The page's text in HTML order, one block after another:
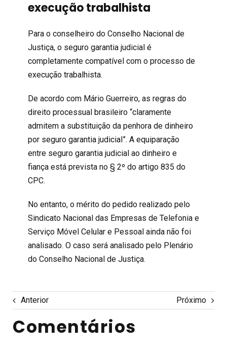
execução trabalhista
Para o conselheiro do Conselho Nacional de
Justiça, o seguro garantia judicial é
completamente compatível com o processo de
execução trabalhista.
De acordo com Mário Guerreiro, as regras do
direito processual brasileiro “claramente
admitem a substituição da penhora de dinheiro
por seguro garantia judicial”. A equiparação
entre seguro garantia judicial ao dinheiro e
fiança está prevista no § 2º do artigo 835 do
CPC.
No entanto, o mérito do pedido realizado pelo
Sindicato Nacional das Empresas de Telefonia e
Serviço Móvel Celular e Pessoal ainda não foi
analisado. O caso será analisado pelo Plenário
do Conselho Nacional de Justiça.
Anterior Próximo
Comentários